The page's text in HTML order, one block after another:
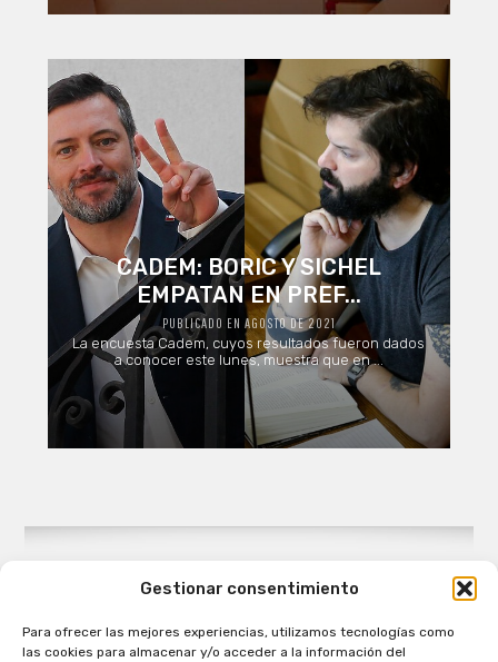
Gestionar consentimiento
Para ofrecer las mejores experiencias, utilizamos tecnologías como
las cookies para almacenar y/o acceder a la información del
CADEM: BORIC Y SICHEL
EMPATAN EN PREF...
PUBLICADO EN AGOSTO DE 2021
La encuesta Cadem, cuyos resultados fueron dados
a conocer este lunes, muestra que en ...
Patagual Radio Digital 2026 - Todos los derechos